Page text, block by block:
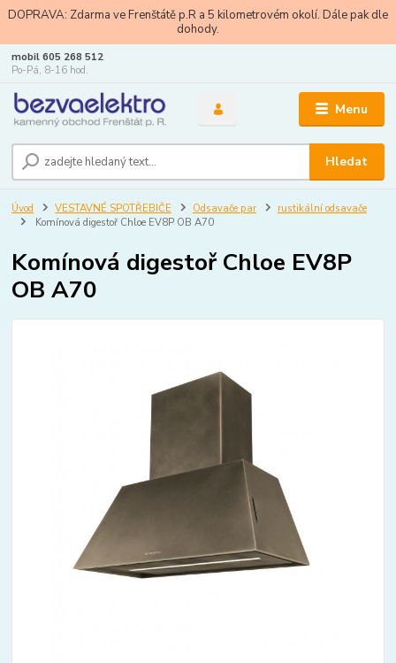
DOPRAVA: Zdarma ve Frenštátě p.R a 5 kilometrovém okolí. Dále pak dle
dohody.
Menu
Hledat
mobil 605 268 512
Po-Pá, 8-16 hod.
Úvod VESTAVNÉ SPOTŘEBIČE Odsavače par
rustikální odsavače
Komínová digestoř Chloe EV8P OB A70
Komínová digestoř Chloe EV8P
OB A70